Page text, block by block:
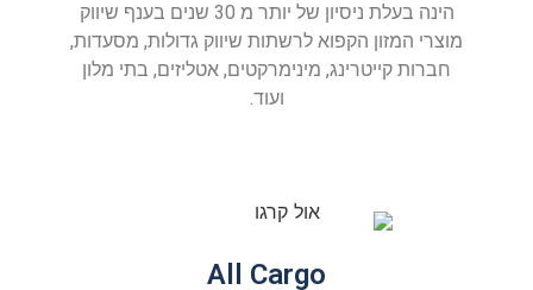
הינה בעלת ניסיון של יותר מ 30 שנים בענף שיווק
מוצרי המזון הקפוא לרשתות שיווק גדולות, מסעדות,
חברות קייטרינג, מינימרקטים, אטליזים, בתי מלון
ועוד.
All Cargo